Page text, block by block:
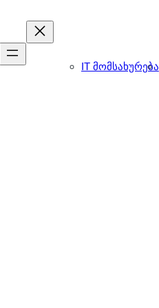
IT მომსახურება